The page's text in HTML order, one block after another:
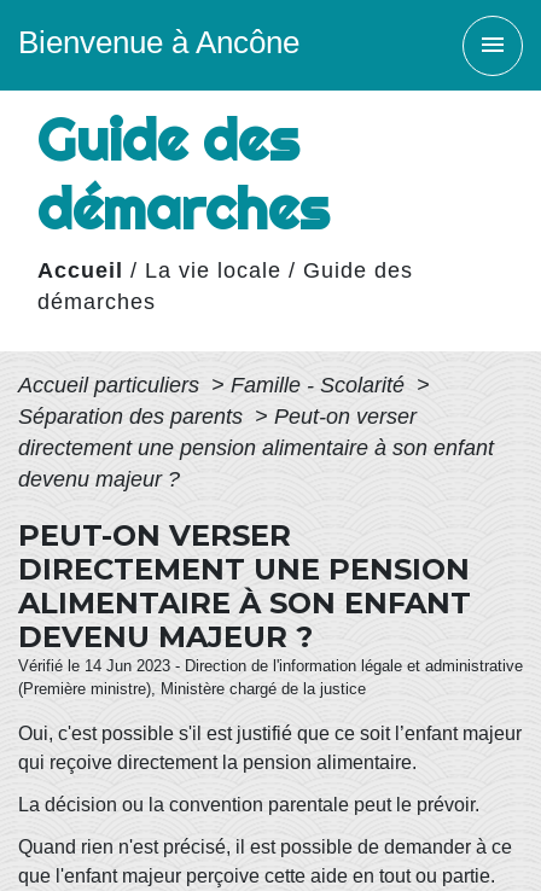
Bienvenue à Ancône menu
Guide des
démarches
Accueil / La vie locale / Guide des
démarches
Accueil particuliers > Famille - Scolarité >
Séparation des parents > Peut-on verser
directement une pension alimentaire à son enfant
devenu majeur ?
PEUT-ON VERSER
DIRECTEMENT UNE PENSION
ALIMENTAIRE À SON ENFANT
DEVENU MAJEUR ?
Vérifié le 14 Jun 2023 - Direction de l'information légale et administrative
(Première ministre), Ministère chargé de la justice
Oui, c'est possible s'il est justifié que ce soit l’enfant majeur
qui reçoive directement la pension alimentaire.
La décision ou la convention parentale peut le prévoir.
Quand rien n'est précisé, il est possible de demander à ce
que l'enfant majeur perçoive cette aide en tout ou partie.